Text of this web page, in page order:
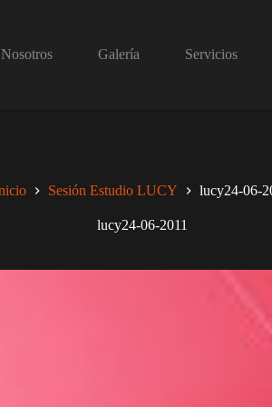
Nosotros Galería Servicios
Sesión Estudio LUCY lucy24-06-
lucy24-06-2011